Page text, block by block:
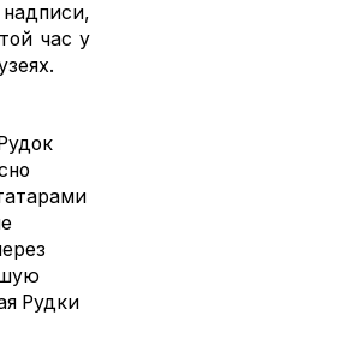
час у
Рудки